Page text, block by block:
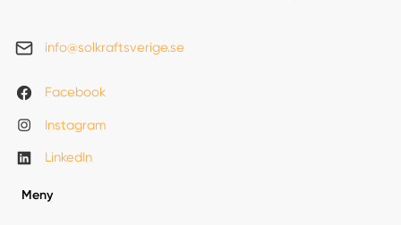
info@solkraftsverige.se
Facebook
Instagram
LinkedIn
Meny